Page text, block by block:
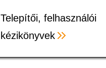
Telepítői, felhasználói
kézikönyvek